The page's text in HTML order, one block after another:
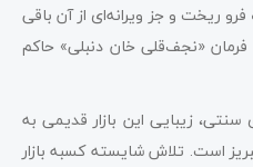
مهلک فرو ریخت و جز ویرانه‌ای از آن باقی
با فرمان «نجف‌قلی خان دنبلی» حاکم
زیبایی این بازار قدیمی به
است. تلاش شایسته کسبه بازار